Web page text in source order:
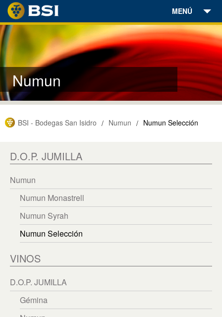
MENÚ
Bodegas
Vinos
Aceites
Enoturismo
Encuéntranos
Noticias
Contacto
Tienda Online
繁體中文
English
Numun
BSI - Bodegas San Isidro / Numun / Numun Selección
D.O.P. JUMILLA
Numun
Numun Monastrell
Numun Syrah
Numun Selección
VINOS
D.O.P. JUMILLA
Gémina